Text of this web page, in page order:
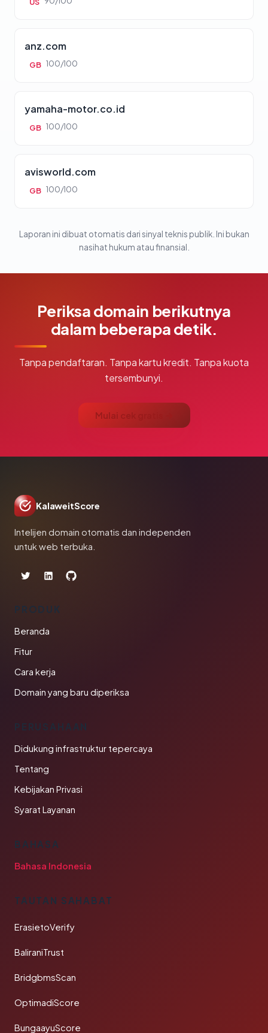
US
anz.com
GB 100/100
yamaha-motor.co.id
GB 100/100
avisworld.com
GB 100/100
Laporan ini dibuat otomatis dari sinyal teknis publik. Ini bukan
nasihat hukum atau finansial.
Periksa domain berikutnya
dalam beberapa detik.
Tanpa pendaftaran. Tanpa kartu kredit. Tanpa kuota
tersembunyi.
Mulai cek gratis →
KalaweitScore
Intelijen domain otomatis dan independen
untuk web terbuka.
PRODUK
Beranda
Fitur
Cara kerja
Domain yang baru diperiksa
PERUSAHAAN
Didukung infrastruktur tepercaya
Tentang
Kebijakan Privasi
Syarat Layanan
BAHASA
Bahasa Indonesia
TAUTAN SAHABAT
ErasietoVerify
BaliraniTrust
BridgbmsScan
OptimadiScore
BungaayuScore